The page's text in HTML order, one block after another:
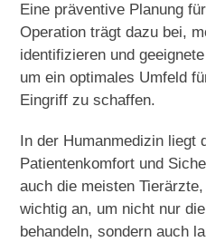
Eine präventive Planung
Operation trägt dazu bei,
identifizieren und
um ein optimales Umfeld
Eingriff zu schaffen.
In der Humanmedizin liegt
Patientenkomfort und
auch die meisten
wichtig an, um nicht nur
behandeln, sondern auch